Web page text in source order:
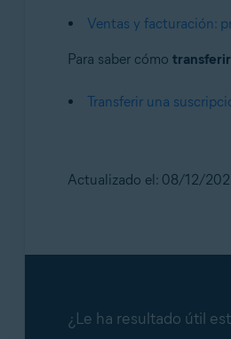
Ventas y facturación:
Para saber cómo transferir
Transferir una
Actualizado el: 08/12/
¿Le ha resultado útil